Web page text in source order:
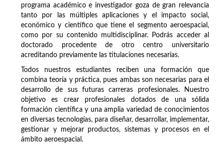
programa académico e investigador goza de gran relevancia
tanto por las múltiples aplicaciones y el impacto social,
económico y científico que tiene el segmento aeroespacial,
como por su contenido multidisciplinar. Podrás acceder al
doctorado procedente de otro centro universitario
acreditando previamente las titulaciones necesarias.
Todos nuestros estudiantes reciben una formación que
combina teoría y práctica, pues ambas son necesarias para el
desarrollo de sus futuras carreras profesionales. Nuestro
objetivo es crear profesionales dotados de una sólida
formación científica y una amplia variedad de conocimientos
en diversas tecnologías, para diseñar, desarrollar, implementar,
gestionar y mejorar productos, sistemas y procesos en el
ámbito aeroespacial.